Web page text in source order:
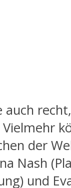
auch
der
Nash
und